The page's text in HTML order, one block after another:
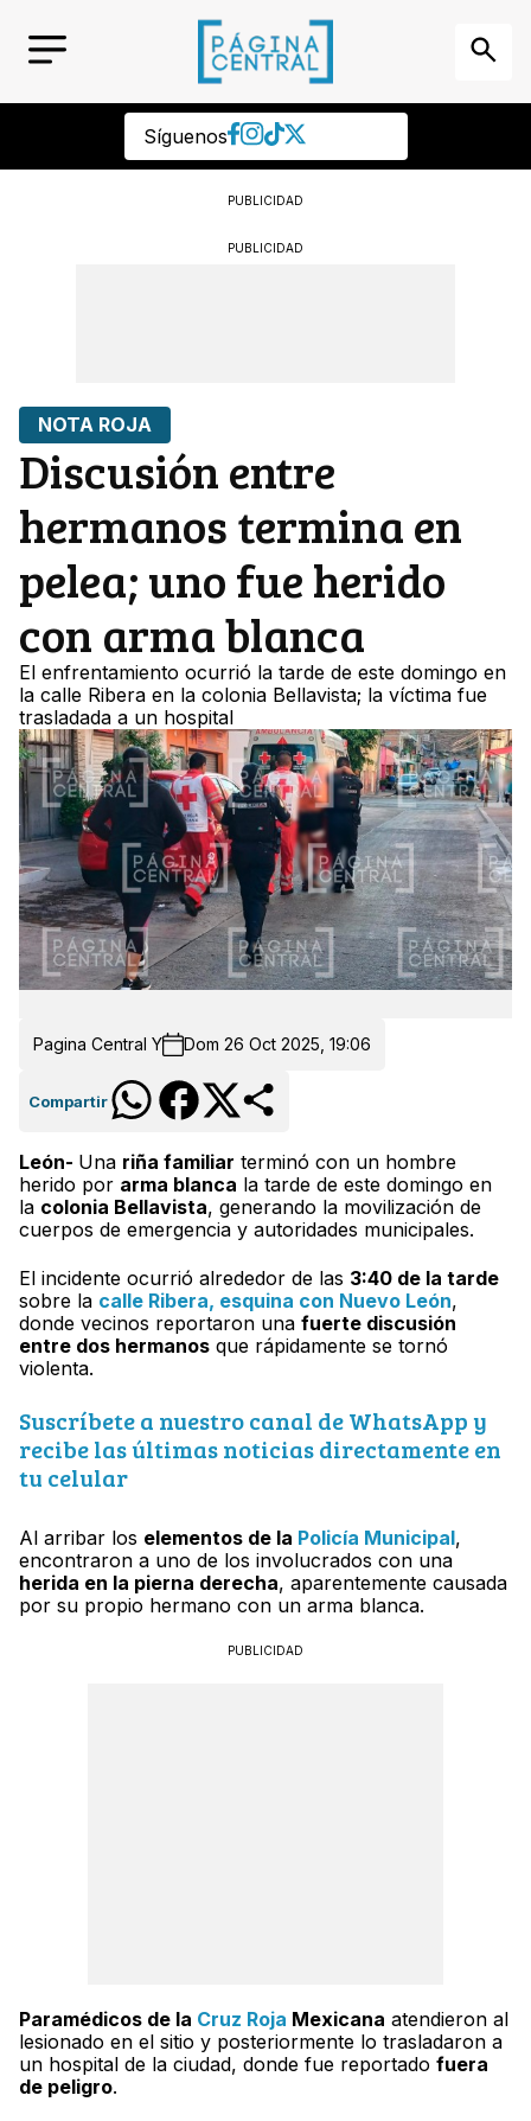
Síguenos
PUBLICIDAD
PUBLICIDAD
NOTA ROJA
Discusión entre
hermanos termina en
pelea; uno fue herido
con arma blanca
El enfrentamiento ocurrió la tarde de este domingo en
la calle Ribera en la colonia Bellavista; la víctima fue
trasladada a un hospital
Pagina Central Y Dom 26 Oct 2025, 19:06
Compartir
León- Una riña familiar terminó con un hombre
herido por arma blanca la tarde de este domingo en
la colonia Bellavista, generando la movilización de
cuerpos de emergencia y autoridades municipales.
El incidente ocurrió alrededor de las 3:40 de la tarde
sobre la calle Ribera, esquina con Nuevo León,
donde vecinos reportaron una fuerte discusión
entre dos hermanos que rápidamente se tornó
violenta.
Suscríbete a nuestro canal de WhatsApp y
recibe las últimas noticias directamente en
tu celular
Al arribar los elementos de la Policía Municipal,
encontraron a uno de los involucrados con una
herida en la pierna derecha, aparentemente causada
por su propio hermano con un arma blanca.
PUBLICIDAD
Paramédicos de la Cruz Roja Mexicana atendieron al
lesionado en el sitio y posteriormente lo trasladaron a
un hospital de la ciudad, donde fue reportado fuera
de peligro.